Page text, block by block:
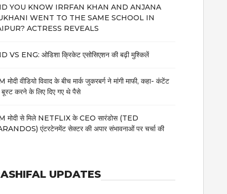
YOU KNOW IRRFAN KHAN AND ANJANA
WENT TO THE SAME SCHOOL IN
ACTRESS REVEALS
VS ENG: ओडिशा क्रिकेट एसोसिएशन की बढ़ी मुश्किलें
मोदी वीडियो विवाद के बीच मार्क जुकरबर्ग ने मांगी माफी, कहा- कंटेंट
बूस्ट करने के लिए दिए गए थे पैसे
मोदी से मिले NETFLIX के CEO सारंडोस (TED
एंटरटेनमेंट सेक्टर की अपार संभावनाओं पर चर्चा की
UPDATES